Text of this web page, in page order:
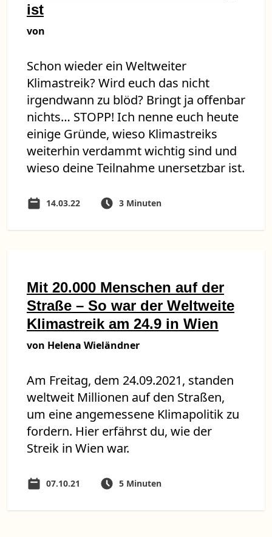
ist
von
Schon wieder ein Weltweiter
Klimastreik? Wird euch das nicht
irgendwann zu blöd? Bringt ja offenbar
nichts… STOPP! Ich nenne euch heute
einige Gründe, wieso Klimastreiks
weiterhin verdammt wichtig sind und
wieso deine Teilnahme unersetzbar ist.
14.03.22 3 Minuten
Mit 20.000 Menschen auf der
Straße – So war der Weltweite
Klimastreik am 24.9 in Wien
von Helena Wieländner
Am Freitag, dem 24.09.2021, standen
weltweit Millionen auf den Straßen,
um eine angemessene Klimapolitik zu
fordern. Hier erfährst du, wie der
Streik in Wien war.
07.10.21 5 Minuten